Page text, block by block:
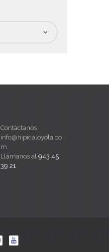
Contáctanos
info@hipicaloyola.co
m
Llámanos al 943 45
39 21